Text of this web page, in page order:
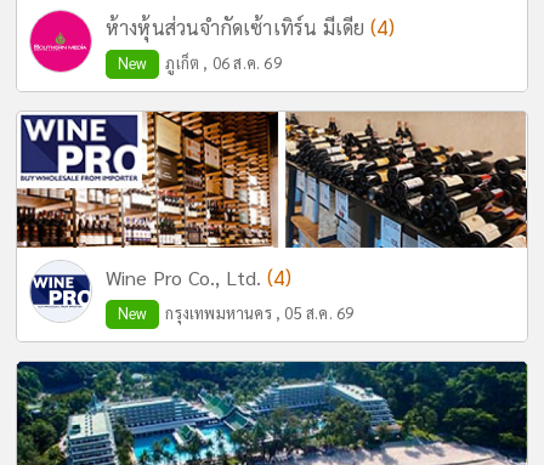
ห้างหุ้นส่วนจำกัดเซ้าเทิร์น มีเดีย (4)
New ภูเก็ต , 06 ส.ค. 69
Wine Pro Co., Ltd. (4)
New กรุงเทพมหานคร , 05 ส.ค. 69